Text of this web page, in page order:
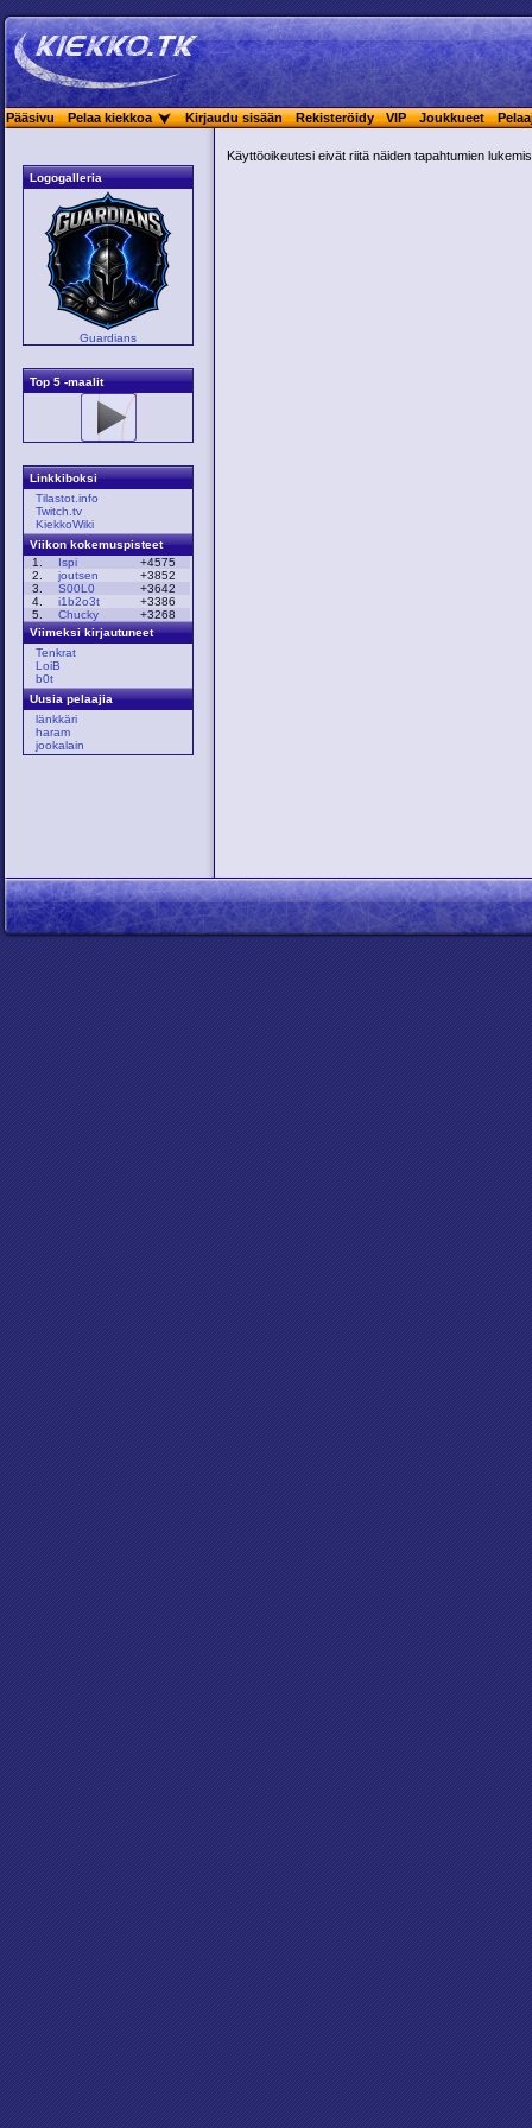
Pääsivu Pelaa kiekkoa Kirjaudu sisään Rekisteröidy VIP Joukkueet
Logogalleria
Guardians
Top 5 -maalit
Linkkiboksi
Tilastot.info
Twitch.tv
KiekkoWiki
Viikon kokemuspisteet
1.
Ispi
+4575
2.
joutsen
+3852
3.
S00L0
+3642
4.
i1b2o3t
+3386
5.
Chucky
+3268
Viimeksi kirjautuneet
Tenkrat
LoiB
b0t
Uusia pelaajia
länkkäri
haram
jookalain
Käyttöoikeutesi eivät riitä näiden tapahtumien